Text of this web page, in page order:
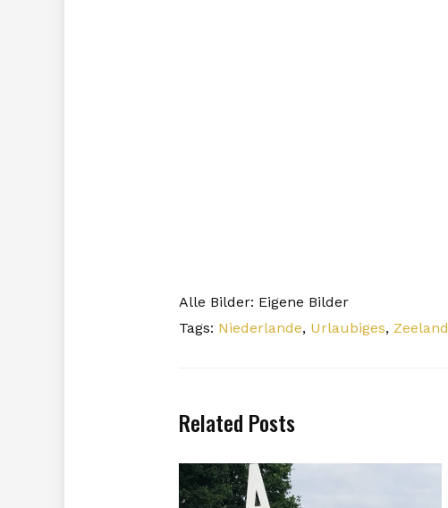
Alle Bilder: Eigene Bilder
Tags: Niederlande, Urlaubiges, Zeeland
Related Posts